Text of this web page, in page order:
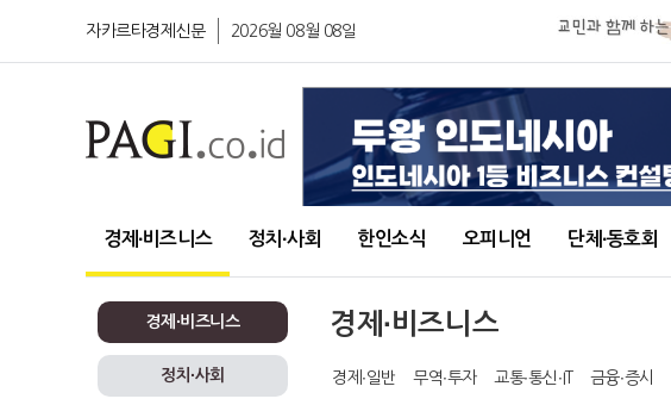
자카르타경제신문 2026월 08월 08일
경제∙비즈니스 정치∙사회 한인소식 오피니언 단체∙동호회
경제∙비즈니스
정치∙사회
경제∙비즈니스
경제∙일반 무역∙투자 교통∙통신∙IT 금융∙증시